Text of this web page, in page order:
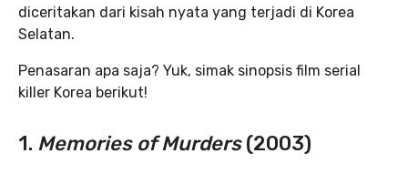
diceritakan dari kisah nyata yang terjadi di Korea
Selatan.
Penasaran apa saja? Yuk, simak sinopsis film serial
killer Korea berikut!
1. Memories of Murders(2003)